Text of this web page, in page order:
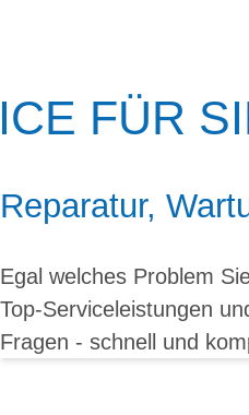
FÜR
Reparatur,
Egal welches Problem
Top-Serviceleistungen
Fragen - schnell und